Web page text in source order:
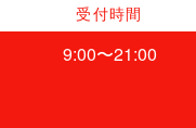
受付時間
9:00〜21:00